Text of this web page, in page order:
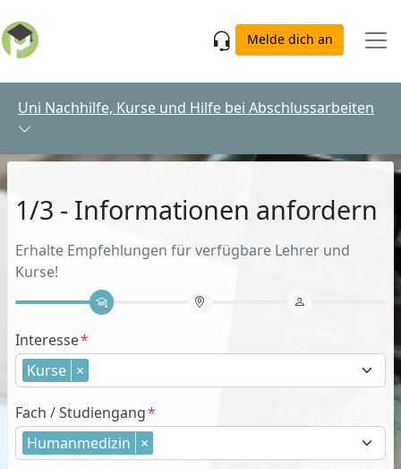
Melde dich an
Uni Nachhilfe, Kurse und Hilfe bei Abschlussarbeiten
1/3 - Informationen anfordern
Erhalte Empfehlungen für verfügbare Lehrer und
Kurse!
Interesse
Kurse ×
Fach / Studiengang
Humanmedizin ×